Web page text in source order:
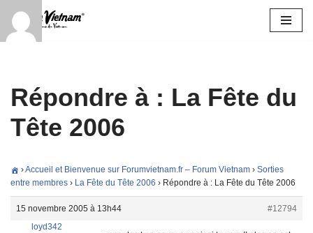
Aller
Répondre à : La Fête du
Tête 2006
›Accueil et Bienvenue sur Forumvietnam.fr – Forum Vietnam › Sorties
entre membres › La Fête du Tête 2006 › Répondre à : La Fête du Tête 2006
15 novembre 2005 à 13h44
#12794
loyd342